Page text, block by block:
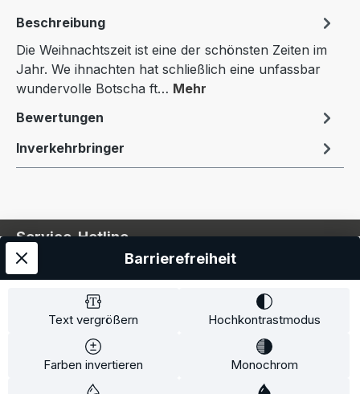
Beschreibung
Die Weihnachtszeit ist eine der schönsten Zeiten im
Jahr. We ihnachten hat schließlich eine unfassbar
wundervolle Botscha ft… Mehr
Bewertungen
Inverkehrbringer
Service-Hotline
Service
Information
Text vergrößern Hochkontrastmodus
Farben invertieren Monochrom
Barrierefreiheit